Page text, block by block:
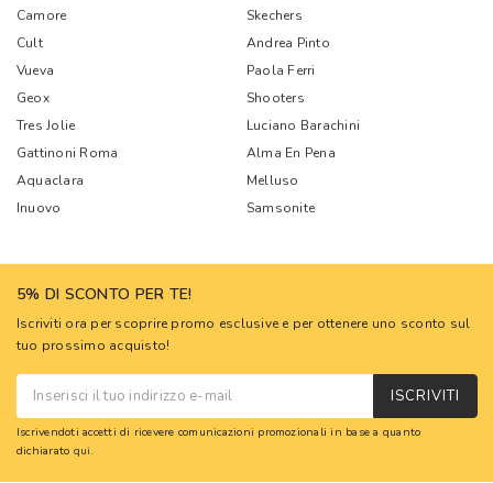
Camore
Skechers
Cult
Andrea Pinto
Vueva
Paola Ferri
Geox
Shooters
Tres Jolie
Luciano Barachini
Gattinoni Roma
Alma En Pena
Aquaclara
Melluso
Inuovo
Samsonite
5% DI SCONTO PER TE!
Iscriviti ora per scoprire promo esclusive e per ottenere uno sconto sul
tuo prossimo acquisto!
ISCRIVITI
Iscrivendoti accetti di ricevere comunicazioni promozionali in base a quanto
dichiarato qui.